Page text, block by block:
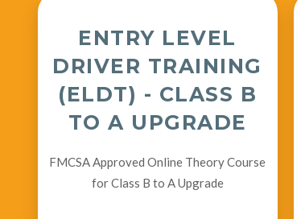
ENTRY LEVEL
DRIVER TRAINING
(ELDT) - CLASS B
TO A UPGRADE
FMCSA Approved Online Theory Course
for Class B to A Upgrade